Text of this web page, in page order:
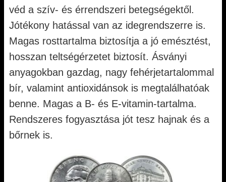
véd a szív- és érrendszeri betegségektől.
Jótékony hatással van az idegrendszerre is.
Magas rosttartalma biztosítja a jó emésztést,
hosszan teltségérzetet biztosít. Ásványi
anyagokban gazdag, nagy fehérjetartalommal
bír, valamint antioxidánsok is megtalálhatóak
benne. Magas a B- és E-vitamin-tartalma.
Rendszeres fogyasztása jót tesz hajnak és a
bőrnek is.